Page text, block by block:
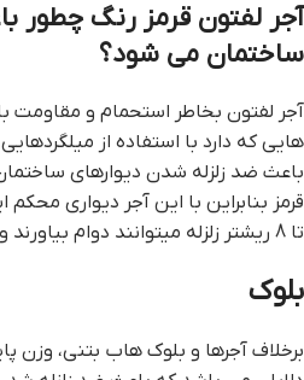
آجر لفتون قرمز رنگ چطور
ساختمان می شود؟
آجر لفتون بخاطر استحمام و مقاومت
هایی که دارد با استفاده از
باعث ضد زلزله شدن دیوارهای
قرمز بنابراین با این آجر دیواری
تا 8 ریشتر زلزله میتوانند دوام بیاورند و فرو نریزند.
بلوک
برخلاف آجرها و بلوک هاب بتنی، وزن